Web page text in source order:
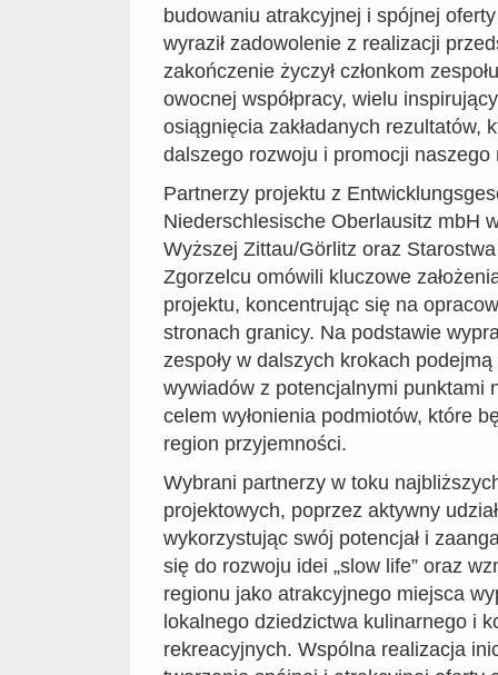
budowaniu atrakcyjnej i spójnej
wyraził zadowolenie z realizacji
zakończenie życzył członkom
owocnej współpracy, wielu
osiągnięcia zakładanych rezultatów,
dalszego rozwoju i promocji naszego
Partnerzy projektu z
Niederschlesische Oberlausitz mbH
Wyższej Zittau/Görlitz oraz
Zgorzelcu omówili kluczowe
projektu, koncentrując się na
stronach granicy. Na podstawie
zespoły w dalszych krokach
wywiadów z potencjalnymi punktami
celem wyłonienia podmiotów, które
region przyjemności.
Wybrani partnerzy w toku
projektowych, poprzez aktywny
wykorzystując swój potencjał i
się do rozwoju idei „slow life” oraz
regionu jako atrakcyjnego miejsca
lokalnego dziedzictwa kulinarnego i
rekreacyjnych. Wspólna realizacja